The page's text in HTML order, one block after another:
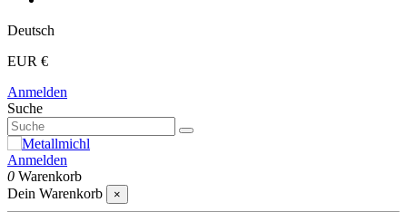
Deutsch
EUR €
Anmelden
Suche
Anmelden
0 Warenkorb
Dein Warenkorb
×